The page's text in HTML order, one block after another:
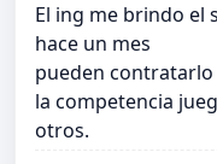
El ing me brindo el
hace un mes
pueden contratarlo
la competencia
otros.